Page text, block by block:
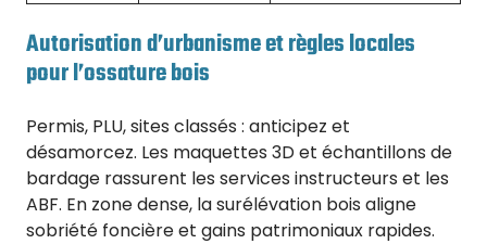
Autorisation d’urbanisme et règles locales
pour l’ossature bois
Permis, PLU, sites classés : anticipez et
désamorcez. Les maquettes 3D et échantillons de
bardage rassurent les services instructeurs et les
ABF. En zone dense, la surélévation bois aligne
sobriété foncière et gains patrimoniaux rapides.